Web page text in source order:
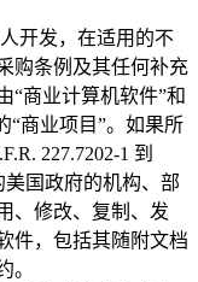
开发，在适用的不
购条例及其任何补充
“商业计算机软件”和
“商业项目”。如果所
227.7202-1 到
美国政府的机构、部
、修改、复制、发
件，包括其随附文档
。